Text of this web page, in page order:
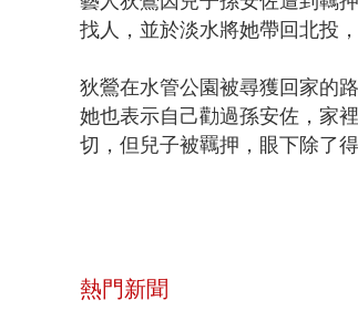
找人，並於淡水將她帶回北投
狄鶯在水管公園被尋獲回家的
她也表示自己勸過孫安佐，家
切，但兒子被羈押，眼下除了
熱門新聞